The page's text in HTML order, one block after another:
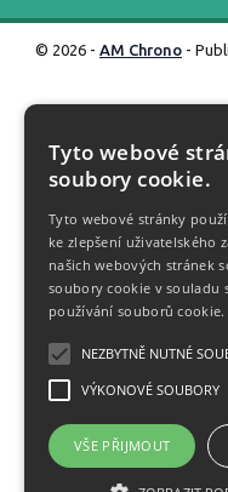
© 2026 - AM Chrono -
Tyto webové
soubory cookie.
Tyto webové stránky
ke zlepšení uživatelského
našich webových stránek
soubory cookie v souladu
používání souborů cookie.
NEZBYTNĚ NUTNÉ
VÝKONOVÉ SOUBORY
VŠE PŘIJMOUT